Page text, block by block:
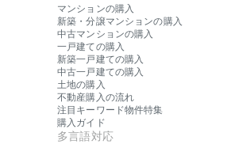
マンションの購入
新築・分譲マンションの購入
中古マンションの購入
一戸建ての購入
新築一戸建ての購入
中古一戸建ての購入
土地の購入
不動産購入の流れ
注目キーワード物件特集
購入ガイド
多言語対応